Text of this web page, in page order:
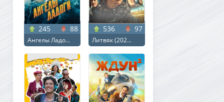
245 88
Ангелы Ладо...
536 97
Литвяк (202...